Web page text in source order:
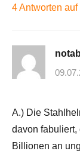
4 Antworten
A.) Die
davon fabuliert,
Billionen an